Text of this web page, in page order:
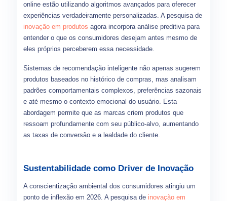
online estão utilizando algoritmos avançados para oferecer
experiências verdadeiramente personalizadas. A pesquisa de
inovação em produtos agora incorpora análise preditiva para
entender o que os consumidores desejam antes mesmo de
eles próprios perceberem essa necessidade.
Sistemas de recomendação inteligente não apenas sugerem
produtos baseados no histórico de compras, mas analisam
padrões comportamentais complexos, preferências sazonais
e até mesmo o contexto emocional do usuário. Esta
abordagem permite que as marcas criem produtos que
ressoam profundamente com seu público-alvo, aumentando
as taxas de conversão e a lealdade do cliente.
Sustentabilidade como Driver de Inovação
A conscientização ambiental dos consumidores atingiu um
ponto de inflexão em 2026. A pesquisa de inovação em